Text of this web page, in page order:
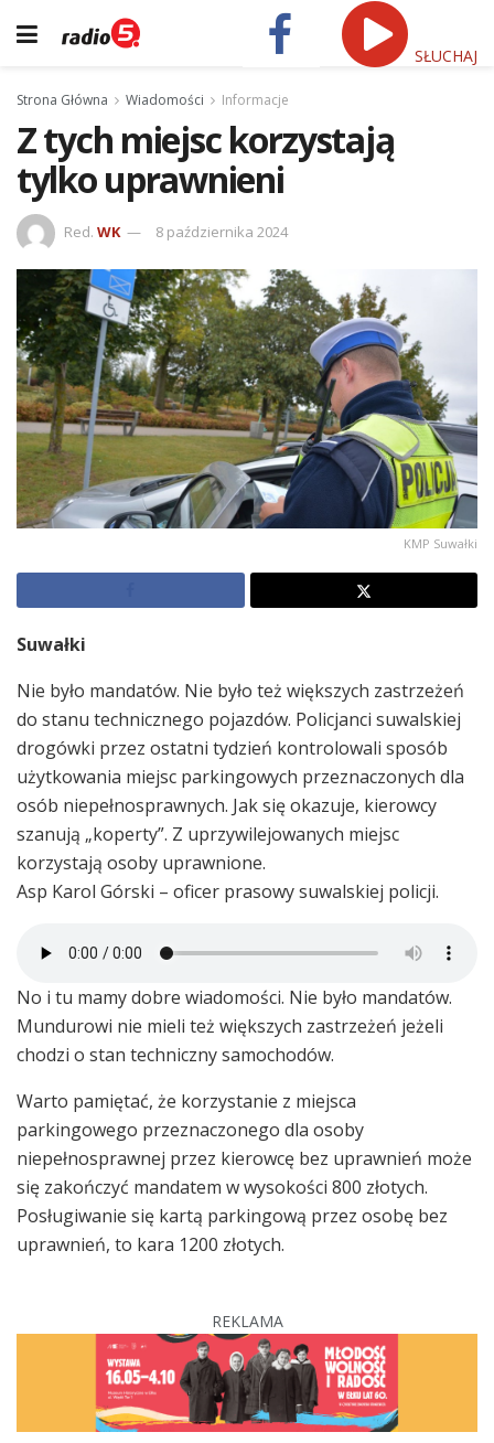
SŁUCHAJ
Strona Główna Wiadomości Informacje
Z tych miejsc korzystają
tylko uprawnieni
Red. WK 8 października 2024
KMP Suwałki
Suwałki
Nie było mandatów. Nie było też większych zastrzeżeń
do stanu technicznego pojazdów. Policjanci suwalskiej
drogówki przez ostatni tydzień kontrolowali sposób
użytkowania miejsc parkingowych przeznaczonych dla
osób niepełnosprawnych. Jak się okazuje, kierowcy
szanują „koperty”. Z uprzywilejowanych miejsc
korzystają osoby uprawnione.
Asp Karol Górski – oficer prasowy suwalskiej policji.
No i tu mamy dobre wiadomości. Nie było mandatów.
Mundurowi nie mieli też większych zastrzeżeń jeżeli
chodzi o stan techniczny samochodów.
Warto pamiętać, że korzystanie z miejsca
parkingowego przeznaczonego dla osoby
niepełnosprawnej przez kierowcę bez uprawnień może
się zakończyć mandatem w wysokości 800 złotych.
Posługiwanie się kartą parkingową przez osobę bez
uprawnień, to kara 1200 złotych.
REKLAMA